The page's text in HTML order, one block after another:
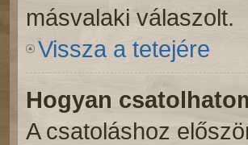
másvalaki válaszolt.
Vissza a tetejére
Hogyan
A csatoláshoz